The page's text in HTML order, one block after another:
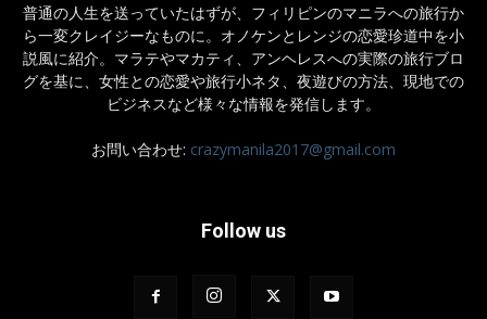
普通の人生を送っていたはずが、フィリピンのマニラへの旅行か
ら一変クレイジーなものに。オノケンとレンジの恋愛珍道中を小
説風に紹介。マラテやマカティ、アンヘレスへの実際の旅行ブロ
グを基に、女性との恋愛や旅行小ネタ、夜遊びの方法、現地での
ビジネスなど様々な情報を発信します。
お問い合わせ: crazymanila2017@gmail.com
Follow us